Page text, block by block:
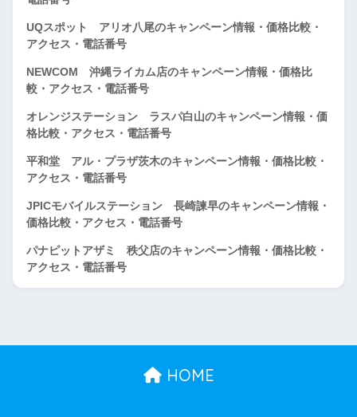
UQスポット アリオ八尾のキャンペーン情報・価格比較・
アクセス・電話番号
NEWCOM 沖縄ライカム店のキャンペーン情報・価格比
較・アクセス・電話番号
オレンジステーション ラスパ白山のキャンペーン情報・価
格比較・アクセス・電話番号
平和堂 アル・プラザ茨木のキャンペーン情報・価格比較・
アクセス・電話番号
JPICモバイルステーション 長崎諫早のキャンペーン情報・
価格比較・アクセス・電話番号
パナピットアザミ 秩父店のキャンペーン情報・価格比較・
アクセス・電話番号
HOME